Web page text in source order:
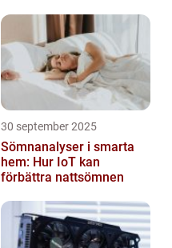
30 september 2025
Sömnanalyser i smarta
hem: Hur IoT kan
förbättra nattsömnen